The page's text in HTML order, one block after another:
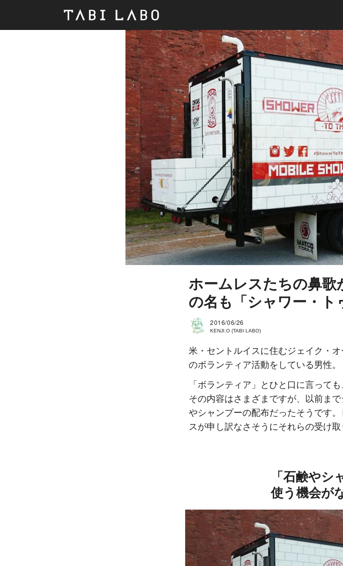
ホームレスたちの鼻歌
の名も「シャワー・ト
2016/06/26
KENJI.O (TABI LABO)
米・セントルイスに住むジェイク・
のボランティア活動をしている男性。
「ボランティア」とひと口に言って
その内容はさまざまですが、以前ま
やシャンプーの配布だったそうです
スが申し訳なさそうにそれらの受け取
「石鹸やシ
使う機会が